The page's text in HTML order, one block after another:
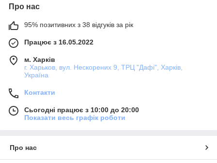
Про нас
95% позитивних з 38 відгуків за рік
Працює з 16.05.2022
м. Харків
г. Харьков, вул. Нескорених 9, ТРЦ "Дафі", Харків,
Україна
Контакти
Сьогодні працює з 10:00 до 20:00
Показати весь графік роботи
Про нас